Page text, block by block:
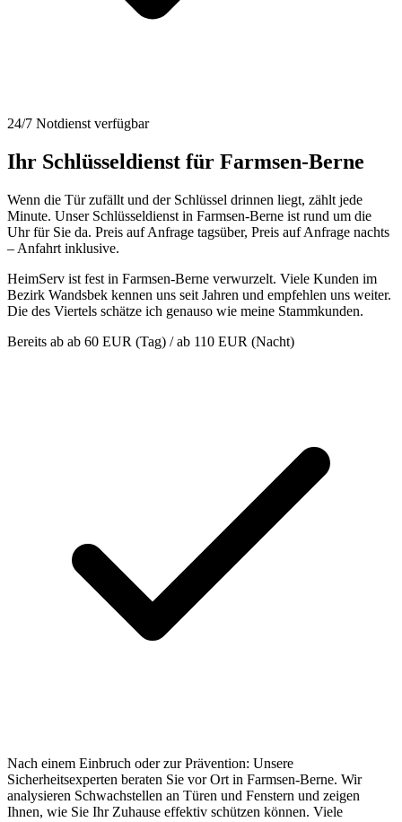
24/7 Notdienst verfügbar
Ihr Schlüsseldienst für Farmsen-Berne
Wenn die Tür zufällt und der Schlüssel drinnen liegt, zählt jede
Minute. Unser Schlüsseldienst in Farmsen-Berne ist rund um die
Uhr für Sie da. Preis auf Anfrage tagsüber, Preis auf Anfrage nachts
– Anfahrt inklusive.
HeimServ ist fest in Farmsen-Berne verwurzelt. Viele Kunden im
Bezirk Wandsbek kennen uns seit Jahren und empfehlen uns weiter.
Die des Viertels schätze ich genauso wie meine Stammkunden.
Bereits ab ab 60 EUR (Tag) / ab 110 EUR (Nacht)
Nach einem Einbruch oder zur Prävention: Unsere
Sicherheitsexperten beraten Sie vor Ort in Farmsen-Berne. Wir
analysieren Schwachstellen an Türen und Fenstern und zeigen
Ihnen, wie Sie Ihr Zuhause effektiv schützen können. Viele